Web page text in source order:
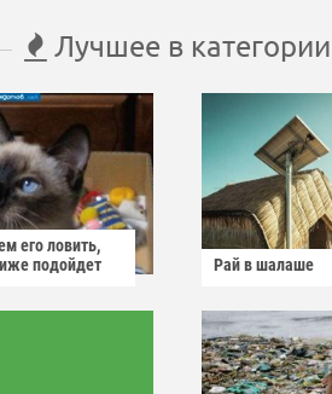
Лучшее в категории
его ловить,
подойдет
Рай в шалаше